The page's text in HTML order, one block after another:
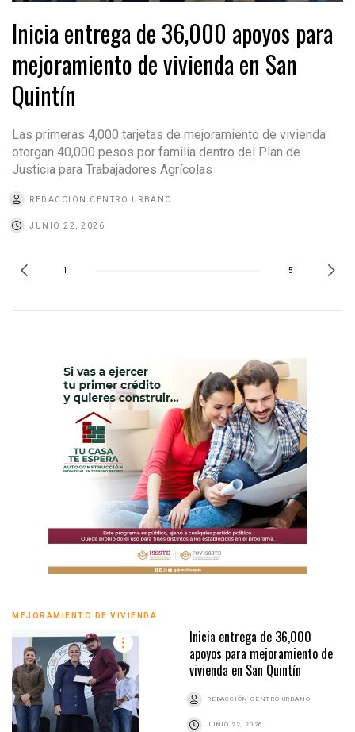
Inicia entrega de 36,000 apoyos para
mejoramiento de vivienda en San
Quintín
Las primeras 4,000 tarjetas de mejoramiento de vivienda
otorgan 40,000 pesos por familia dentro del Plan de
Justicia para Trabajadores Agrícolas
REDACCIÓN CENTRO URBANO
JUNIO 22, 2026
1 5
MEJORAMIENTO DE VIVIENDA
Inicia entrega de 36,000
apoyos para mejoramiento de
vivienda en San Quintín
REDACCIÓN CENTRO URBANO
JUNIO 22, 2026